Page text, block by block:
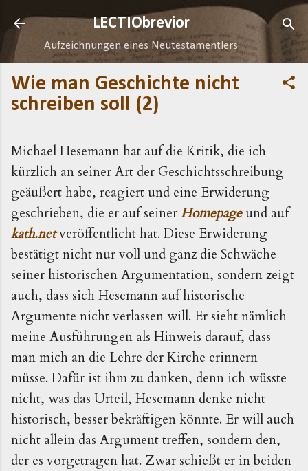
Direkt zum Hauptbereich
LECTIObrevior
Aufzeichnungen eines Neutestamentlers
Wie man Geschichte nicht
schreiben soll (2)
Michael Hesemann hat auf die Kritik, die ich
kürzlich an seiner Art der Geschichtsschreibung
geäußert habe, reagiert und eine Erwiderung
geschrieben, die er auf seinerHomepageund auf
kath.netveröffentlicht hat. Diese Erwiderung
bestätigt nicht nur voll und ganz die Schwäche
seiner historischen Argumentation, sondern zeigt
auch, dass sich Hesemann auf historische
Argumente nicht verlassen will. Er sieht nämlich
meine Ausführungen als Hinweis darauf, dass
man mich an die Lehre der Kirche erinnern
müsse. Dafür ist ihm zu danken, denn ich wüsste
nicht, was das Urteil, Hesemann denke nicht
historisch, besser bekräftigen könnte. Er will auch
nicht allein das Argument treffen, sondern den,
der es vorgetragen hat. Zwar schießt er in beiden